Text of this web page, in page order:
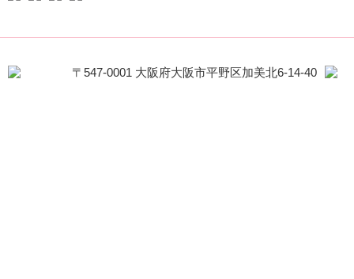
〒547-0001 大阪府大阪市平野区加美北6-14-40